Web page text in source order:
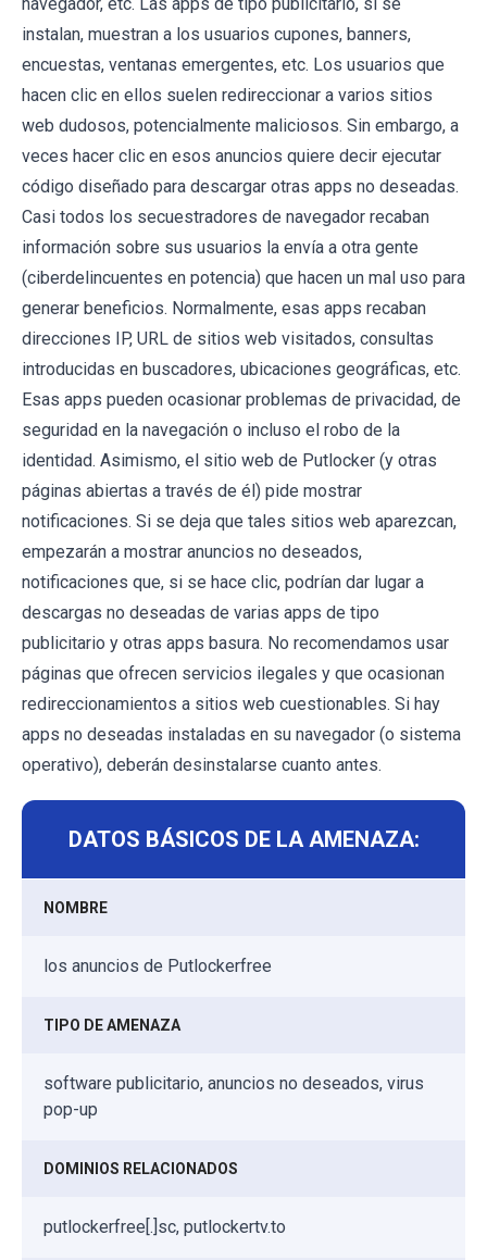
navegador, etc. Las apps de tipo publicitario, si se
instalan, muestran a los usuarios cupones, banners,
encuestas, ventanas emergentes, etc. Los usuarios que
hacen clic en ellos suelen redireccionar a varios sitios
web dudosos, potencialmente maliciosos. Sin embargo, a
veces hacer clic en esos anuncios quiere decir ejecutar
código diseñado para descargar otras apps no deseadas.
Casi todos los secuestradores de navegador recaban
información sobre sus usuarios la envía a otra gente
(ciberdelincuentes en potencia) que hacen un mal uso para
generar beneficios. Normalmente, esas apps recaban
direcciones IP, URL de sitios web visitados, consultas
introducidas en buscadores, ubicaciones geográficas, etc.
Esas apps pueden ocasionar problemas de privacidad, de
seguridad en la navegación o incluso el robo de la
identidad. Asimismo, el sitio web de Putlocker (y otras
páginas abiertas a través de él) pide mostrar
notificaciones. Si se deja que tales sitios web aparezcan,
empezarán a mostrar anuncios no deseados,
notificaciones que, si se hace clic, podrían dar lugar a
descargas no deseadas de varias apps de tipo
publicitario y otras apps basura. No recomendamos usar
páginas que ofrecen servicios ilegales y que ocasionan
redireccionamientos a sitios web cuestionables. Si hay
apps no deseadas instaladas en su navegador (o sistema
operativo), deberán desinstalarse cuanto antes.
DATOS BÁSICOS DE LA AMENAZA:
NOMBRE
los anuncios de Putlockerfree
TIPO DE AMENAZA
software publicitario, anuncios no deseados, virus
pop-up
DOMINIOS RELACIONADOS
putlockerfree[.]sc, putlockertv.to